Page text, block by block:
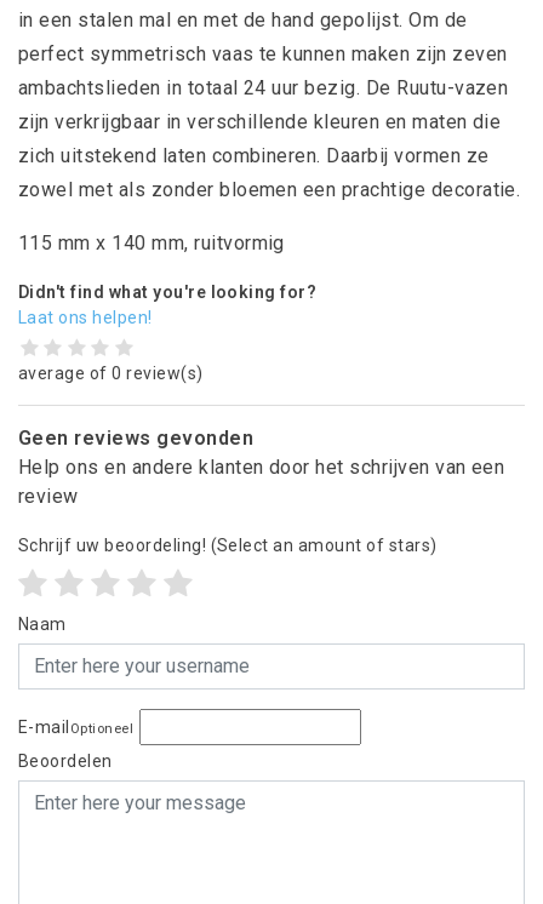
in een stalen mal en met de hand gepolijst. Om de
perfect symmetrisch vaas te kunnen maken zijn zeven
ambachtslieden in totaal 24 uur bezig. De Ruutu-vazen
zijn verkrijgbaar in verschillende kleuren en maten die
zich uitstekend laten combineren. Daarbij vormen ze
zowel met als zonder bloemen een prachtige decoratie.
115 mm x 140 mm, ruitvormig
Didn't find what you're looking for?
Laat ons helpen!
average of 0 review(s)
Geen reviews gevonden
Help ons en andere klanten door het schrijven van een
review
Schrijf uw beoordeling! (Select an amount of stars)
Naam
E-mail Optioneel
Beoordelen